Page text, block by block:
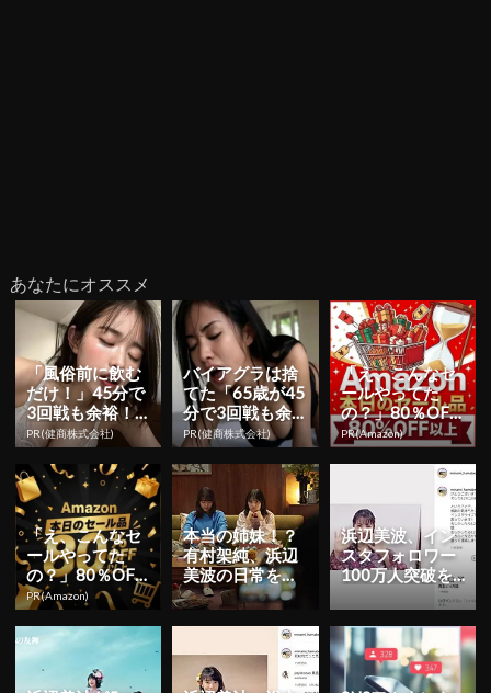
あなたにオススメ
「風俗前に飲む
だけ！」45分で
3回戦も余裕！1
日31円で朝まで
絶好調
PR(健商株式会社)
バイアグラは捨
てた「65歳が45
分で3回戦も余
裕」980円で朝
まで絶好調！
PR(健商株式会社)
「え、こんなセ
ールやってた
の？」80％OFF
以上が続々登
場！Amazonの本
PR(Amazon)
「え、こんなセ
ールやってた
の？」80％OFF
以上が続々登
場！Amazonの本
気が...
PR(Amazon)
本当の姉妹！？
有村架純、浜辺
美波の日常を覗
き見！ＪＡ共済
WEB動画
浜辺美波、イン
スタフォロワー
100万人突破を
感謝！インスタ
ライブ配信を予
告